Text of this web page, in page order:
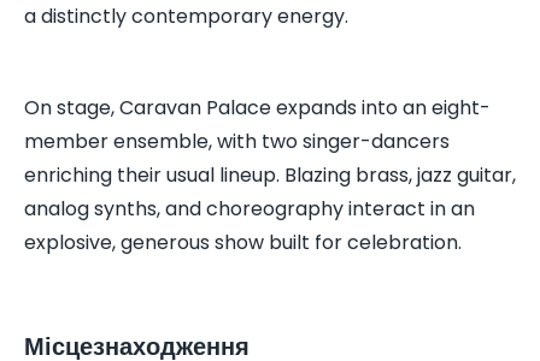
a distinctly contemporary energy.
On stage, Caravan Palace expands into an eight-
member ensemble, with two singer-dancers
enriching their usual lineup. Blazing brass, jazz guitar,
analog synths, and choreography interact in an
explosive, generous show built for celebration.
Місцезнаходження